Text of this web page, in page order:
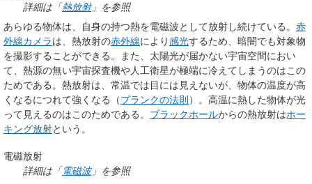
詳細は「熱放射」を参照
あらゆる物体は、自身の持つ熱を電磁波として放射し続けている。 赤
外線カメラは、熱放射の赤外線により感光するため、暗闇でも対象物
を撮影することができる。また、太陽光が届かない宇宙空間におい
て、熱源の無い宇宙探査機や人工衛星が極端に冷えてしまうのはこの
ためである。熱放射は、常温では目には見えないが、物体の温度が高
くなるにつれて強くなる（プランクの法則 ）。高温に熱した物体が光
って見えるのはこのためである。 ブラックホールからの熱放射はホー
キング放射という。
電磁放射
詳細は「電磁波」を参照